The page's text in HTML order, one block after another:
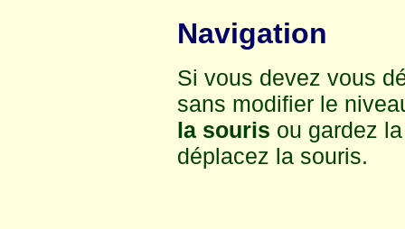
Navigation
Si vous devez vous
sans modifier le
la souris ou gardez
déplacez la souris.